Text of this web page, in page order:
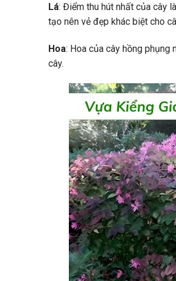
Lá: Điểm thu hút nhất của cây
tạo nên vẻ đẹp khác biệt cho
Hoa: Hoa của cây hồng phụng
cây.